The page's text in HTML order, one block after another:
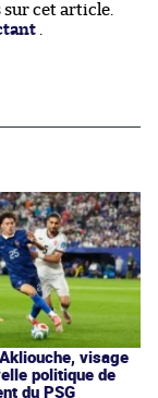
cet article.
visage
politique de
du PSG